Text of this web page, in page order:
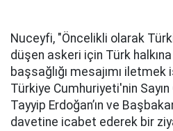
Nuceyfi, "Öncelikli olarak
düşen askeri için Türk
başsağlığı mesajımı
Türkiye Cumhuriyeti'nin
Tayyip Erdoğan’ın ve
davetine icabet ederek bir